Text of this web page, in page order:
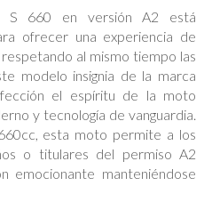
S 660 en versión A2 está
ofrecer una experiencia de
al mismo tiempo las
modelo insignia de la marca
el espíritu de la moto
y tecnología de vanguardia.
esta moto permite a los
o titulares del permiso A2
emocionante manteniéndose